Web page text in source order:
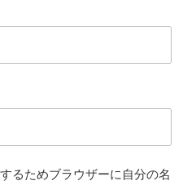
るためブラウザーに自分の名